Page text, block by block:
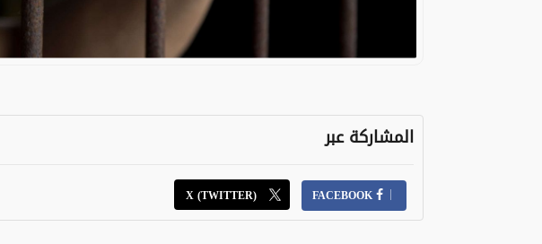
المشاركة عبر
FACEBOOK
X (TWITTER)